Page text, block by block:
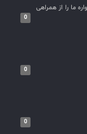
ما را از همراهی
0
0
0